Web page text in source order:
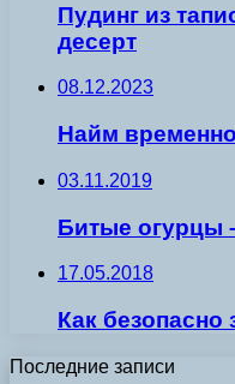
Пудинг из
десерт
08.12.2023
Найм
03.11.2019
Битые огурцы
17.05.2018
Как безопасно
Последние записи